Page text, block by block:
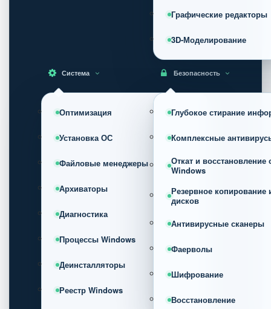
Графические редакторы
3D-Моделирование
Система
Оптимизация
Установка ОС
Файловые менеджеры
Архиваторы
Диагностика
Процессы Windows
Деинсталляторы
Реестр Windows
Безопасность
Глубокое стирание
Комплексные
Откат и восстановление
Windows
Резервное копирование
дисков
Антивирусные сканеры
Фаерволы
Шифрование
Восстановление